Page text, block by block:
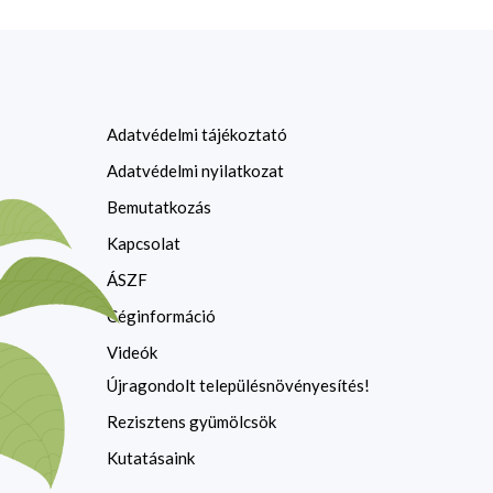
Adatvédelmi tájékoztató
Adatvédelmi nyilatkozat
Bemutatkozás
Kapcsolat
ÁSZF
Céginformáció
Videók
Újragondolt településnövényesítés!
Rezisztens gyümölcsök
Kutatásaink